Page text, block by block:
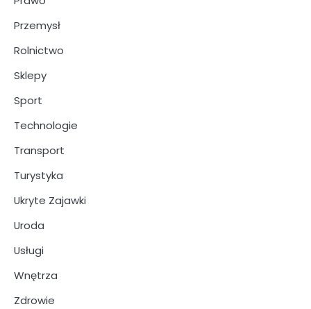
Przemysł
Rolnictwo
Sklepy
Sport
Technologie
Transport
Turystyka
Ukryte Zajawki
Uroda
Usługi
Wnętrza
Zdrowie